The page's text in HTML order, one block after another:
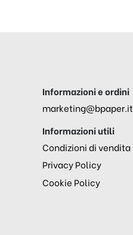
Informazioni e ordini
marketing@bpaper.it
Informazioni utili
Condizioni di vendita
Privacy Policy
Cookie Policy